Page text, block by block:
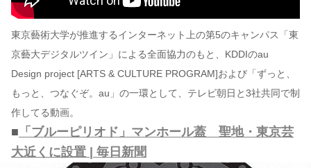
東京藝術大学が推進するインターネット上の第5のキャンパス「東
京藝大デジタルツイン」による全面協力のもと、KDDIのau
Design project [ARTS & CULTURE PROGRAM]および「ずっと、
もっと、つなぐぞ。au」の一環として、テレビ朝日と3社共同で制
作してる動画。
■ 「ブルーピリオド」マンホール蓋 聖地・東京芸
大近くに設置 | 毎日新聞